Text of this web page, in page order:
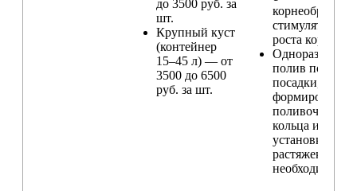
до 3500 руб. за
шт.
Крупный куст
(контейнер
15–45 л) — от
3500 до 6500
руб. за шт.
стимулятором
роста корней
Одноразовый
полив после
посадки,
формирование
поливочного
кольца и
установка
растяжек (при